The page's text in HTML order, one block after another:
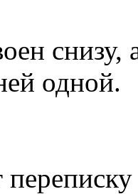
снизу,
одной.